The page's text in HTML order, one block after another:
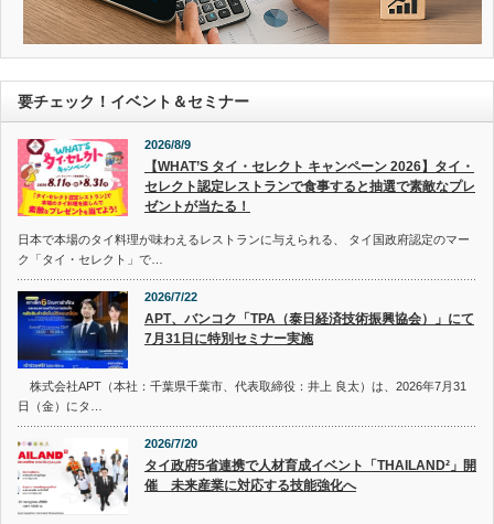
要チェック！イベント＆セミナー
2026/8/9
【WHAT’S タイ・セレクト キャンペーン 2026】タイ・
セレクト認定レストランで食事すると抽選で素敵なプレ
ゼントが当たる！
日本で本場のタイ料理が味わえるレストランに与えられる、 タイ国政府認定のマー
ク「タイ・セレクト」で…
2026/7/22
APT、バンコク「TPA（泰日経済技術振興協会）」にて
7月31日に特別セミナー実施
株式会社APT（本社：千葉県千葉市、代表取締役：井上 良太）は、2026年7月31
日（金）にタ…
2026/7/20
タイ政府5省連携で人材育成イベント「THAILAND²」開
催 未来産業に対応する技能強化へ